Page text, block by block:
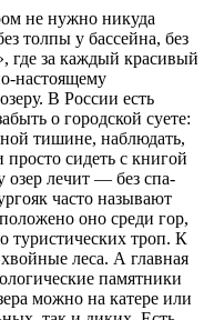
не нужно никуда
толпы у бассейна, без
где за каждый красивый
настоящему
В России есть
о городской суете:
тишине, наблюдать,
просто сидеть с книгой
озер лечит — без спа-
часто называют
оно среди гор,
туристических троп. К
леса. А главная
памятники
можно на катере или